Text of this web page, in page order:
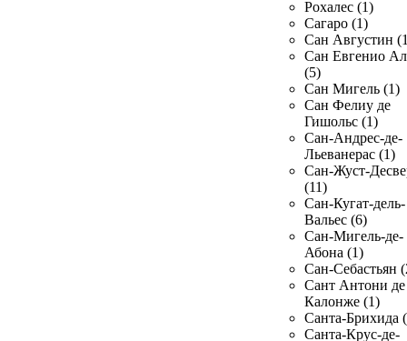
Рохалес (1)
Сагаро (1)
Сан Августин
Сан Евгенио
(5)
Сан Мигель (1)
Сан Фелиу де
Гишольс (1)
Сан-Андрес-де-
Льеванерас (1)
Сан-Жуст-
(11)
Сан-Кугат-дель-
Вальес (6)
Сан-Мигель-де-
Абона (1)
Сан-Себастьян
Сант Антони де
Калонже (1)
Санта-Брихида
Санта-Крус-де-